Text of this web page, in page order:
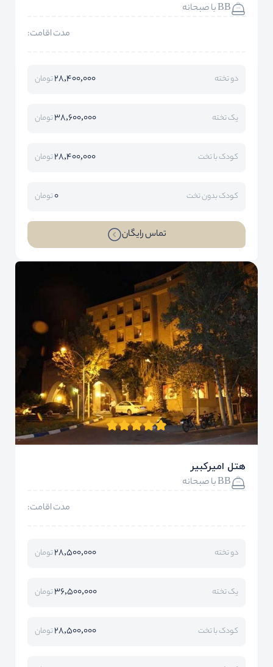
BB با صبحانه
مدت اقامت:
دو تخته 28,400,000تومان
یک تخته 38,600,000تومان
کودک با تخت 28,400,000تومان
کودک بدون تخت 0تومان
تماس رایگان
هتل امیرکبیر
BB با صبحانه
مدت اقامت:
دو تخته 28,500,000تومان
یک تخته 36,500,000تومان
کودک با تخت 28,500,000تومان